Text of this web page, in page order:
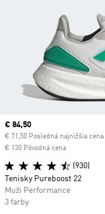
Current price
€ 84,50
€ 71,50 Posledná najnižšia cena
€ 130 Pôvodná cena
(930)
Tenisky Pureboost 22
Muži Performance
3 farby